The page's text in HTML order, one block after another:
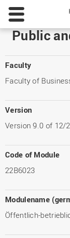
Public
Faculty
Faculty of
Version
Version 9.0 of 12/
Code of Module
22B6023
Modulename
Öffentlich-